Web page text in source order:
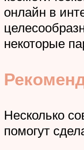
онлайн в
некоторые
Несколько
помогут